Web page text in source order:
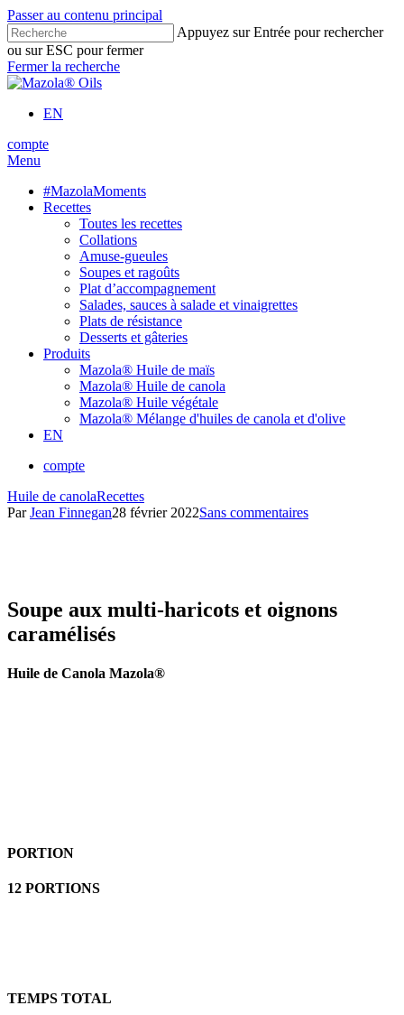
Passer au contenu principal
Appuyez sur Entrée pour rechercher
ou sur ESC pour fermer
Fermer la recherche
EN
compte
Menu
#MazolaMoments
Recettes
Toutes les recettes
Collations
Amuse-gueules
Soupes et ragoûts
Plat d’accompagnement
Salades, sauces à salade et vinaigrettes
Plats de résistance
Desserts et gâteries
Produits
Mazola® Huile de maïs
Mazola® Huile de canola
Mazola® Huile végétale
Mazola® Mélange d'huiles de canola et d'olive
EN
compte
Huile de canolaRecettes
Par Jean Finnegan28 février 2022Sans commentaires
Soupe aux multi-haricots et oignons
caramélisés
Huile de Canola Mazola®
PORTION
12 PORTIONS
TEMPS TOTAL